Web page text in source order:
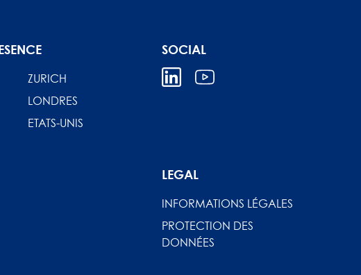
ZURICH
LONDRES
ETATS-UNIS
LEGAL
INFORMATIONS LÉGALES
PROTECTION DES
DONNÉES
SOCIAL